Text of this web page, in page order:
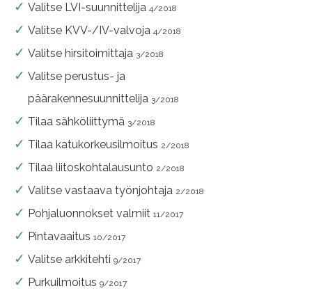
Valitse LVI-suunnittelija 4/2018
Valitse KVV-/IV-valvoja 4/2018
Valitse hirsitoimittaja 3/2018
Valitse perustus- ja
päärakennesuunnittelija 3/2018
Tilaa sähköliittymä 3/2018
Tilaa katukorkeusilmoitus 2/2018
Tilaa liitoskohtalausunto 2/2018
Valitse vastaava työnjohtaja 2/2018
Pohjaluonnokset valmiit 11/2017
Pintavaaitus 10/2017
Valitse arkkitehti 9/2017
Purkuilmoitus 9/2017